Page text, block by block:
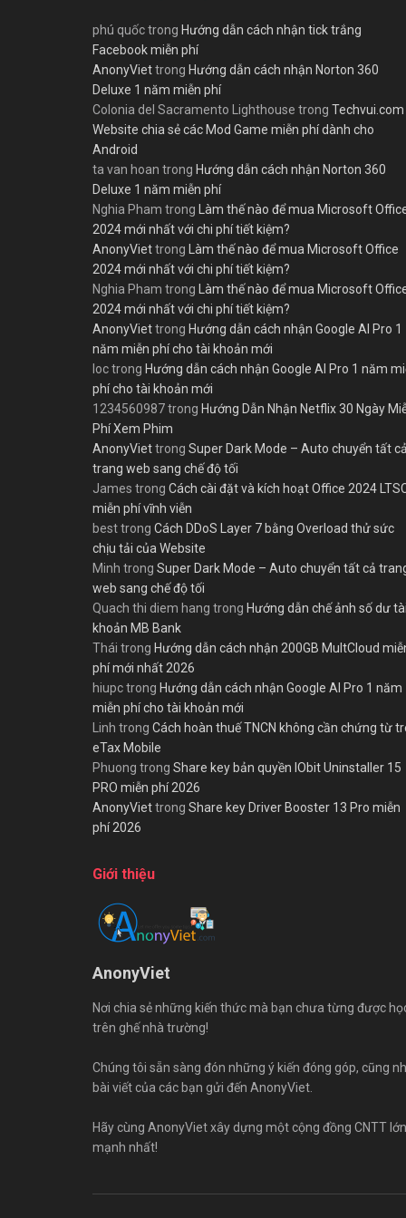
phú quốctrong Hướng dẫn cách nhận tick trắng
Facebook miễn phí
AnonyViettrong Hướng dẫn cách nhận Norton 360
Deluxe 1 năm miễn phí
Colonia del Sacramento Lighthouse trong Techvui.com
Website chia sẻ các Mod Game miễn phí dành cho
Android
ta van hoan trong Hướng dẫn cách nhận Norton 360
Deluxe 1 năm miễn phí
Nghia Pham trong Làm thế nào để mua Microsoft
2024 mới nhất với chi phí tiết kiệm?
AnonyViettrong Làm thế nào để mua Microsoft Office
2024 mới nhất với chi phí tiết kiệm?
Nghia Pham trong Làm thế nào để mua Microsoft
2024 mới nhất với chi phí tiết kiệm?
AnonyViettrong Hướng dẫn cách nhận Google AI Pro 1
năm miễn phí cho tài khoản mới
loctrong Hướng dẫn cách nhận Google AI Pro 1 năm
phí cho tài khoản mới
1234560987trong Hướng Dẫn Nhận Netflix 30 Ngày
Phí Xem Phim
AnonyViettrong Super Dark Mode – Auto chuyển tất cả
trang web sang chế độ tối
James trong Cách cài đặt và kích hoạt Office 2024
miễn phí vĩnh viễn
besttrong Cách DDoS Layer 7 bằng Overload thử sức
chịu tải của Website
Minh trong Super Dark Mode – Auto chuyển tất cả
web sang chế độ tối
Quach thi diem hang trong Hướng dẫn chế ảnh số dư tài
khoản MB Bank
Thái trong Hướng dẫn cách nhận 200GB MultCloud
phí mới nhất 2026
hiupctrong Hướng dẫn cách nhận Google AI Pro 1 năm
miễn phí cho tài khoản mới
Linh trong Cách hoàn thuế TNCN không cần chứng từ
eTax Mobile
Phuong trong Share key bản quyền IObit Uninstaller 15
PRO miễn phí 2026
AnonyViettrong Share key Driver Booster 13 Pro miễn
phí 2026
Giới thiệu
AnonyViet
Nơi chia sẻ những kiến thức mà bạn chưa từng được
trên ghế nhà trường!
Chúng tôi sẵn sàng đón những ý kiến đóng góp, cũng
bài viết của các bạn gửi đến AnonyViet.
Hãy cùng AnonyViet xây dựng một cộng đồng CNTT lớn
mạnh nhất!